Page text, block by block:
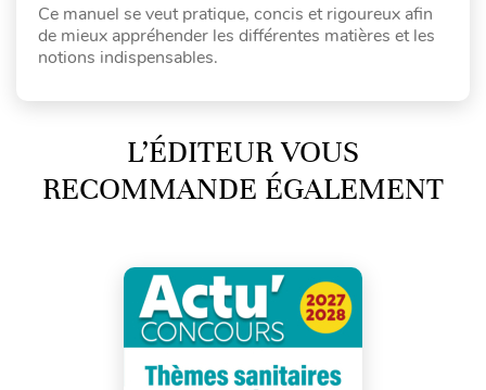
Ce manuel se veut pratique, concis et rigoureux afin
de mieux appréhender les différentes matières et les
notions indispensables.
L’ÉDITEUR VOUS
RECOMMANDE ÉGALEMENT